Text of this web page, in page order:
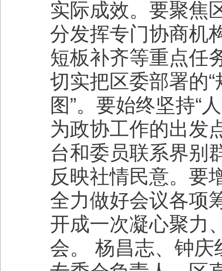
实际成效。要聚焦
分发挥专门协商机
短板补齐等重点任
切实把区委部署的
图”。要始终坚持“
为政协工作的出发
台和委员联系界别
反映社情民意。要
全力做好会议各项
开成一次凝心聚力
会。 杨昌志、钟